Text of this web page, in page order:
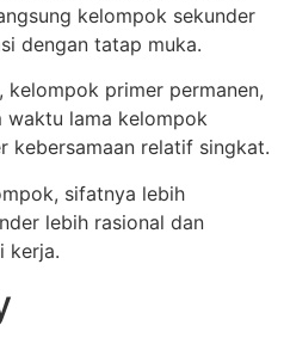
kelompok sekunder
dengan tatap muka.
primer permanen,
waktu lama kelompok
kebersamaan relatif singkat.
sifatnya lebih
lebih rasional dan
kerja.